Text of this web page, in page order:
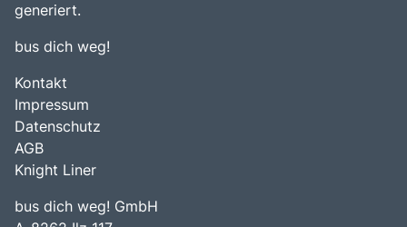
generiert.
bus dich weg!
Kontakt
Impressum
Datenschutz
AGB
Knight Liner
bus dich weg! GmbH